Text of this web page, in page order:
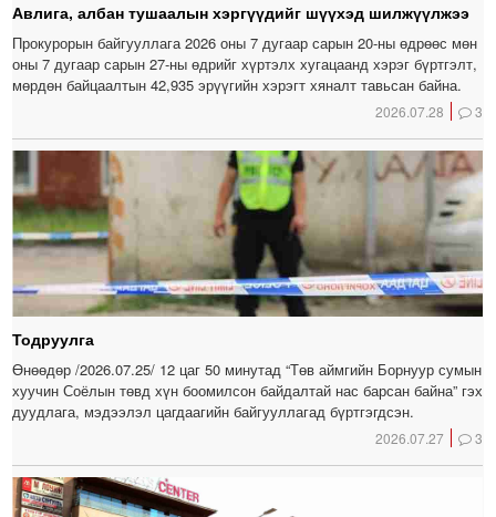
Авлига, албан тушаалын хэргүүдийг шүүхэд шилжүүлжээ
Прокурорын байгууллага 2026 оны 7 дугаар сарын 20-ны өдрөөс мөн
оны 7 дугаар сарын 27-ны өдрийг хүртэлх хугацаанд хэрэг бүртгэлт,
мөрдөн байцаалтын 42,935 эрүүгийн хэрэгт хяналт тавьсан байна.
2026.07.28 3
Тодруулга
Өнөөдөр /2026.07.25/ 12 цаг 50 минутад “Төв аймгийн Борнуур сумын
хуучин Соёлын төвд хүн боомилсон байдалтай нас барсан байна” гэх
дуудлага, мэдээлэл цагдаагийн байгууллагад бүртгэгдсэн.
2026.07.27 3